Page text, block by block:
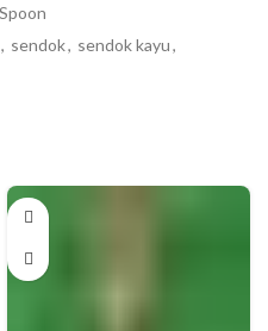
, sendok, sendok kayu,